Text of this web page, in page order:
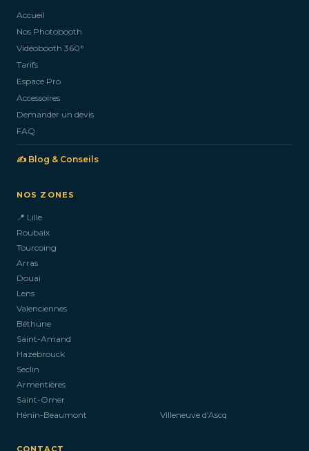
Accueil
Nos Photobooth
Vidéobooth 360°
Tarifs
Espace Pro
Accessoires
Demander un devis
FAQ
✍️ Blog & Conseils
NOS ZONES
📍 Lille
Roubaix
Tourcoing
Arras
Douai
Lens
Valenciennes
Béthune
Saint-Amand
Hazebrouck
Seclin
Armentières
Saint-Omer
Hénin-Beaumont
Villeneuve d'Ascq
CONTACT